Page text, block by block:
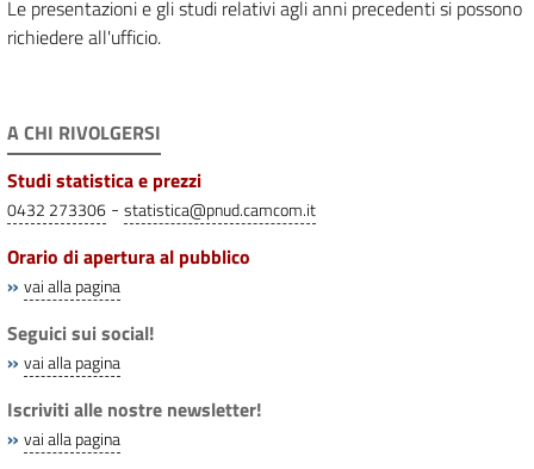
Le presentazioni e gli studi relativi agli anni precedenti si possono
richiedere all'ufficio.
A CHI RIVOLGERSI
Studi statistica e prezzi
0432 273306 - statistica@pnud.camcom.it
Orario di apertura al pubblico
» vai alla pagina
Seguici sui social!
» vai alla pagina
Iscriviti alle nostre newsletter!
» vai alla pagina